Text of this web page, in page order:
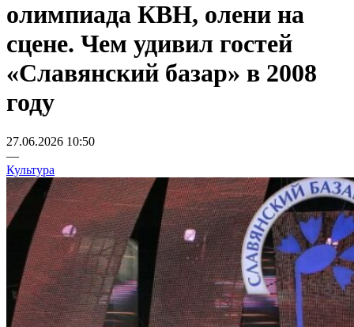
олимпиада КВН, олени на
сцене. Чем удивил гостей
«Славянский базар» в 2008
году
27.06.2026 10:50
—
Культура